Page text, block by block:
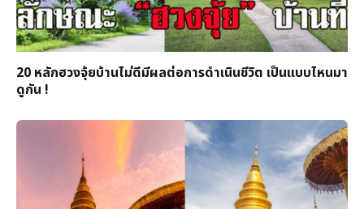
20 หลักฮวงจุ้ยบ้านไม่ดีมีผลต่อการดำเนินชีวิต เป็นแบบไหนมา
ดูกัน !